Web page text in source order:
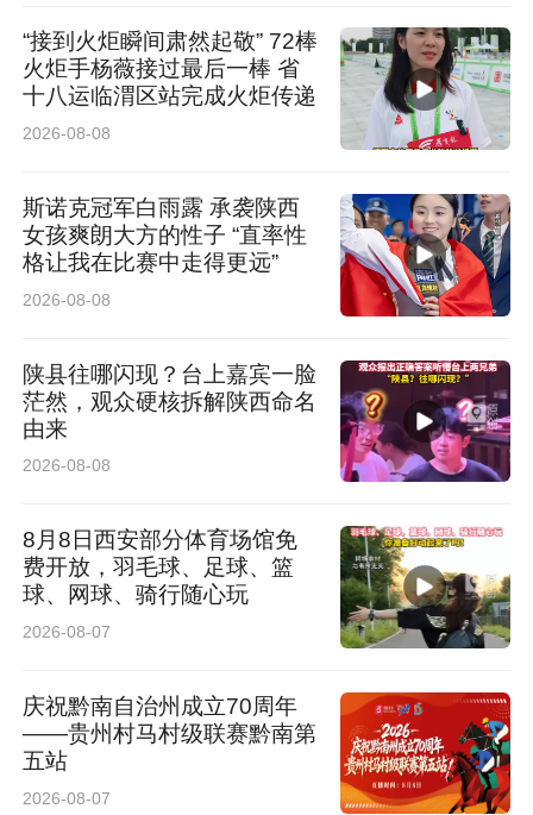
基于时代之需，西安欧亚学院“新传媒”战略，围
绕“新场景、新逻辑、新能力”展开，既适应时
新场景强调落地性，培养学生“对象意识”与共情
力，根据受众需求定制内容；新逻辑打破认知误
传播回归连接本质；新能力追求全面性，打造“π
型人才模型”，培育全媒体复合型人才。
“π”的一“横”，代表全媒体综合能力，涵盖采写编
评、全平台运营、内容策划等方面，让学生成长
为适配不同场景和岗位需求的“多面手”；
“π”的一“撇”，代表突出的视频能力。西安欧亚学
院常年为央视提供视频素材，参与《主角》《航
拍中国》等重磅项目拍摄，是业内信赖的“视频交
“接到火炬瞬间肃然起敬” 72棒
火炬手杨薇接过最后一棒 省
十八运临渭区站完成火炬传递
2026-08-08
斯诺克冠军白雨露 承袭陕西
女孩爽朗大方的性子 “直率性
格让我在比赛中走得更远”
2026-08-08
陕县往哪闪现？台上嘉宾一脸
茫然，观众硬核拆解陕西命名
由来
2026-08-08
8月8日西安部分体育场馆免
费开放，羽毛球、足球、篮
球、网球、骑行随心玩
2026-08-07
庆祝黔南自治州成立70周年
——贵州村马村级联赛黔南第
五站
2026-08-07